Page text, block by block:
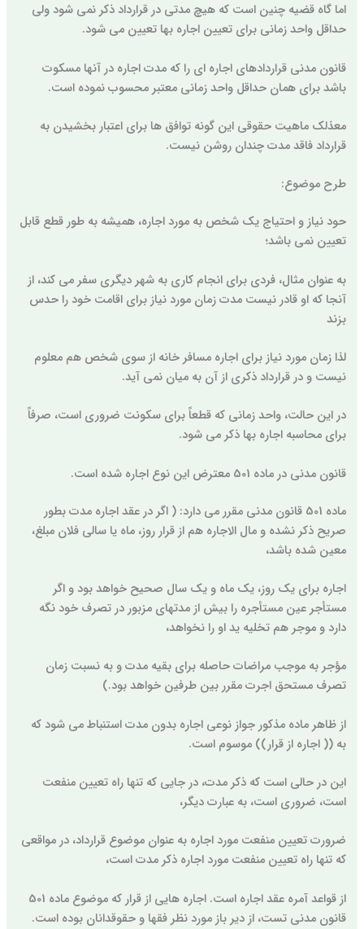
اما گاه قضیه چنین است که هیچ مدتی در قرارداد ذکر نمی شود ولی
حداقل واحد زمانی برای تعیین اجاره بها تعیین می شود.
قانون مدنی قراردادهای اجاره ای را که مدت اجاره در آنها مسکوت
باشد برای همان حداقل واحد زمانی معتبر محسوب نموده است.
معذلک ماهیت حقوقی این گونه توافق ها برای اعتبار بخشیدن به
قرارداد فاقد مدت چندان روشن نیست.
طرح موضوع:
حود نیاز و احتیاج یک شخص به مورد اجاره، همیشه به طور قطع قابل
تعیین نمی باشد؛
به عنوان مثال، فردی برای انجام کاری به شهر دیگری سفر می کند، از
آنجا که او قادر نیست مدت زمان مورد نیاز برای اقامت خود را حدس
بزند
لذا زمان مورد نیاز برای اجاره مسافر خانه از سوی شخص هم معلوم
نیست و در قرارداد ذکری از آن به میان نمی آید.
در این حالت، واحد زمانی که قطعاً برای سکونت ضروری است، صرفاً
برای محاسبه اجاره بها ذکر می شود.
قانون مدنی در ماده 501 معترض این نوع اجاره شده است.
ماده 501 قانون مدنی مقرر می دارد: ( اگر در عقد اجاره مدت بطور
صریح ذکر نشده و مال الاجاره هم از قرار روز، ماه یا سالی فلان مبلغ،
معین شده باشد،
اجاره برای یک روز، یک ماه و یک سال صحیح خواهد بود و اگر
مستأجر عین مستأجره را بیش از مدتهای مزبور در تصرف خود نگه
دارد و موجر هم تخلیه ید او را نخواهد،
مؤجر به موجب مراضات حاصله برای بقیه مدت و به نسبت زمان
تصرف مستحق اجرت مقرر بین طرفین خواهد بود.)
از ظاهر ماده مذکور جواز نوعی اجاره بدون مدت استنباط می شود که
به (( اجاره از قرار)) موسوم است.
این در حالی است که ذکر مدت، در جایی که تنها راه تعیین منفعت
است، ضروری است، به عبارت دیگر،
ضرورت تعیین منفعت مورد اجاره به عنوان موضوع قرارداد، در مواقعی
که تنها راه تعیین منفعت مورد اجاره ذکر مدت است،
از قواعد آمره عقد اجاره است. اجاره هایی از قرار که موضوع ماده 501
قانون مدنی تست، از دیر باز مورد نظر فقها و حقوقدانان بوده است.